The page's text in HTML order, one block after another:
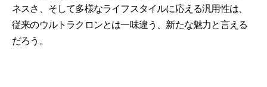
ネスさ、そして多様なライフスタイルに応える汎用性は、
従来のウルトラクロンとは一味違う、新たな魅力と言える
だろう。